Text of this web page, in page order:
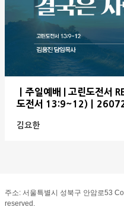
ㅣ주일예배 | 고린도전서
도전서 13:9~12)ㅣ
김요한
주소: 서울특별시 성북구 안암로53
reserved.